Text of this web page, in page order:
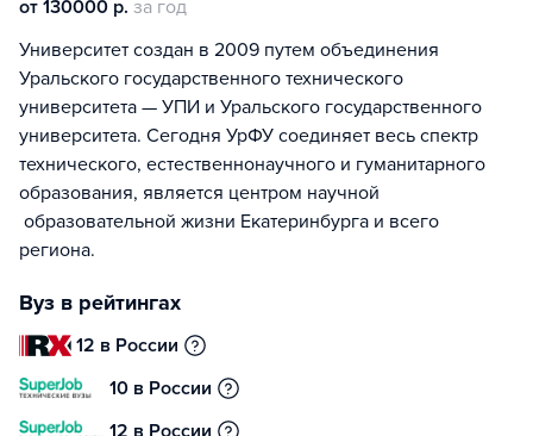
от 130000 р. за год
Университет создан в 2009 путем объединения
Уральского государственного технического
университета — УПИ и Уральского государственного
университета. Сегодня УрФУ соединяет весь спектр
технического, естественнонаучного и гуманитарного
образования, является центром научной
образовательной жизни Екатеринбурга и всего
региона.
Вуз в рейтингах
12 в России
10 в России
12 в России